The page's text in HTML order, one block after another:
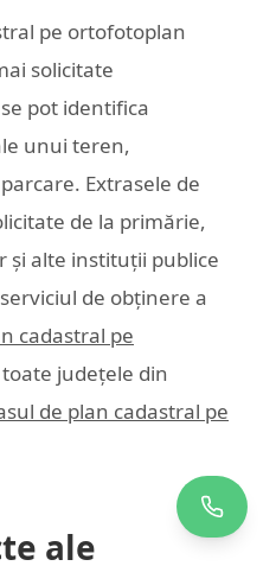
pe ortofotoplan
solicitate
pot identifica
unui teren,
Extrasele de
de la primărie,
și alte instituții publice
de obținere a
cadastral pe
județele din
de plan cadastral pe
ale